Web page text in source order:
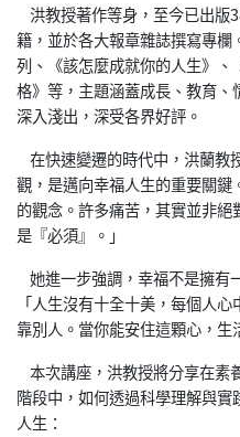
洪教授著作等身，至今已出版
籍，並於各大報章雜誌撰寫專
列、《該怎麼成就你的人生》
格》等，主題涵蓋成長、教育
深入淺出，深受各界好評。
在快速變遷的時代中，洪蘭教
觀，是邁向幸福人生的重要關
的觀念。許多痛苦，其實並非
是『必須』。」
她進一步強調，幸福不是擁有
「人生沒有十全十美，每個人
靠別人。當你能安住這顆心，生
本次講座，洪教授將分享在素
階段中，如何透過科學理解與
人生：